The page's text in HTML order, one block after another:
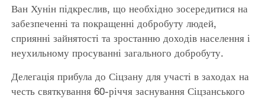
Ван Хунін підкреслив, що необхідно зосередитися на
забезпеченні та покращенні добробуту людей,
сприянні зайнятості та зростанню доходів населення і
неухильному просуванні загального добробуту.
Делегація прибула до Сіцзану для участі в заходах на
честь святкування 60-річчя заснування Сіцзанського